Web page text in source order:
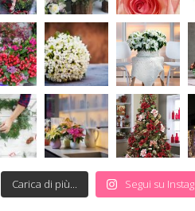
Carica di più... Segui su